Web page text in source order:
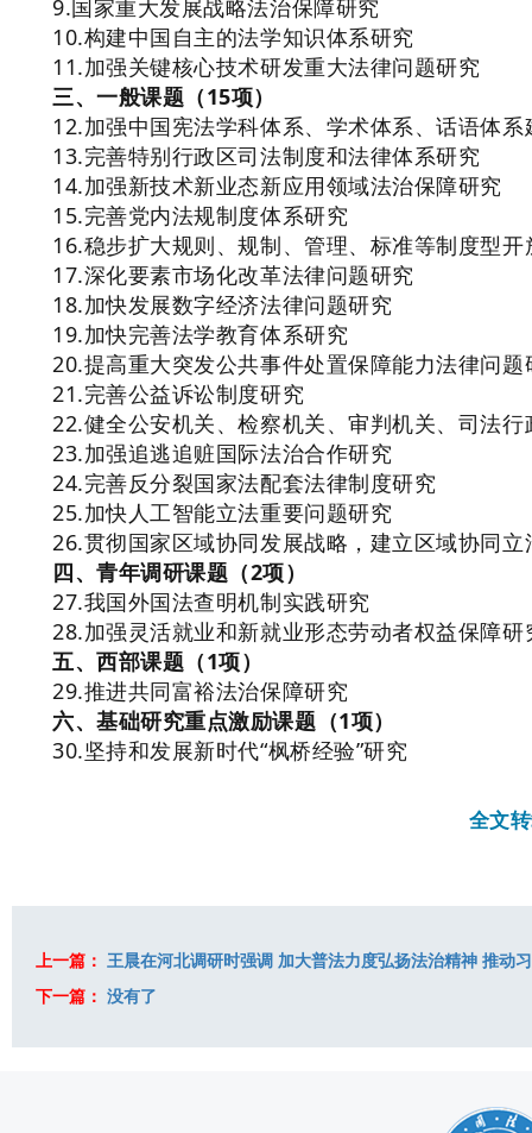
9.国家重大发展战略法治保障研究
10.构建中国自主的法学知识体系研究
11.加强关键核心技术研发重大法律问题研究
三、一般课题（15项）
12.加强中国宪法学科体系、学术体系、话语体系
13.完善特别行政区司法制度和法律体系研究
14.加强新技术新业态新应用领域法治保障研究
15.完善党内法规制度体系研究
16.稳步扩大规则、规制、管理、标准等制度型开
17.深化要素市场化改革法律问题研究
18.加快发展数字经济法律问题研究
19.加快完善法学教育体系研究
20.提高重大突发公共事件处置保障能力法律问题
21.完善公益诉讼制度研究
22.健全公安机关、检察机关、审判机关、司法
23.加强追逃追赃国际法治合作研究
24.完善反分裂国家法配套法律制度研究
25.加快人工智能立法重要问题研究
26.贯彻国家区域协同发展战略，建立区域协同
四、青年调研课题（2项）
27.我国外国法查明机制实践研究
28.加强灵活就业和新就业形态劳动者权益保障研
五、西部课题（1项）
29.推进共同富裕法治保障研究
六、基础研究重点激励课题（1项）
30.坚持和发展新时代“枫桥经验”研究
全文
上一篇： 王晨在河北调研时强调 加大普法力度弘扬法治精神 推动
下一篇： 没有了